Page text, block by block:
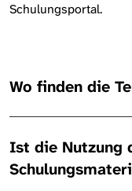
Schulungsportal.
Wo finden die
Ist die Nutzung